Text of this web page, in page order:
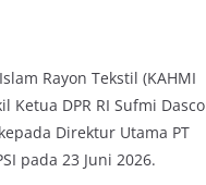
Rayon Tekstil (KAHMI
DPR RI Sufmi Dasco
Direktur Utama PT
pada 23 Juni 2026.